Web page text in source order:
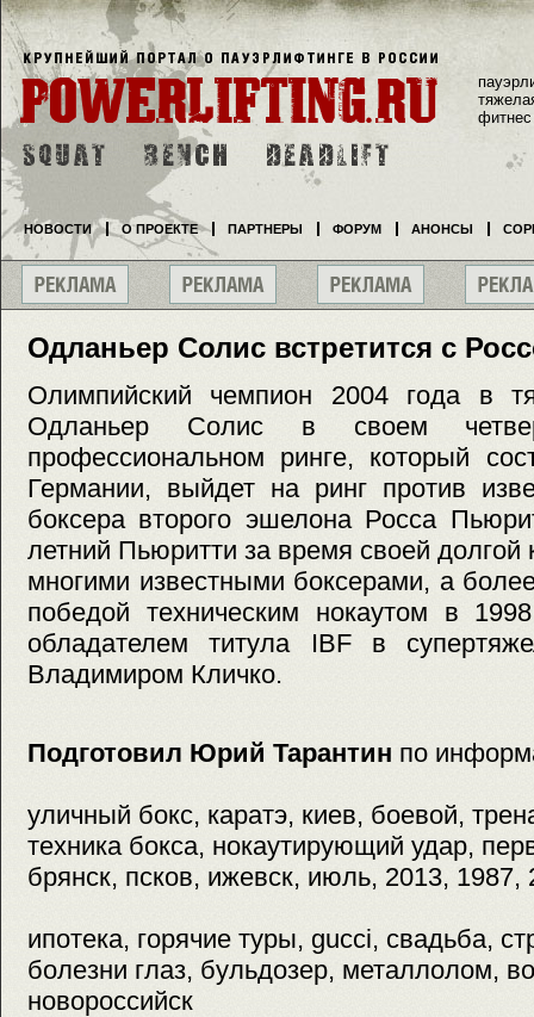
Одланьер Солис встретится с
Олимпийский чемпион 2004 года в
Одланьер Солис в своем
профессиональном ринге, который
Германии, выйдет на ринг против
боксера второго эшелона Росса
летний Пьюритти за время своей долгой
многими известными боксерами, а
победой техническим нокаутом в
обладателем титула IBF в
Владимиром Кличко.
Подготовил Юрий Тарантин по
уличный бокс, каратэ, киев, боевой,
техника бокса, нокаутирующий удар,
брянск, псков, ижевск, июль, 2013, 1987,
ипотека, горячие туры, gucci, свадьба,
болезни глаз, бульдозер, металлолом,
новороссийск
фитнес
НОВОСТИ О ПРОЕКТЕ ПАРТНЕРЫ ФОРУМ АНОНСЫ